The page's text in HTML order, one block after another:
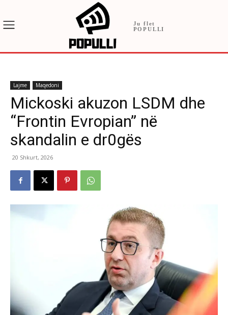
Ju flet
POPULLI
Lajme Maqedoni
Mickoski akuzon LSDM dhe
“Frontin Evropian” në
skandalin e dr0gës
20 Shkurt, 2026